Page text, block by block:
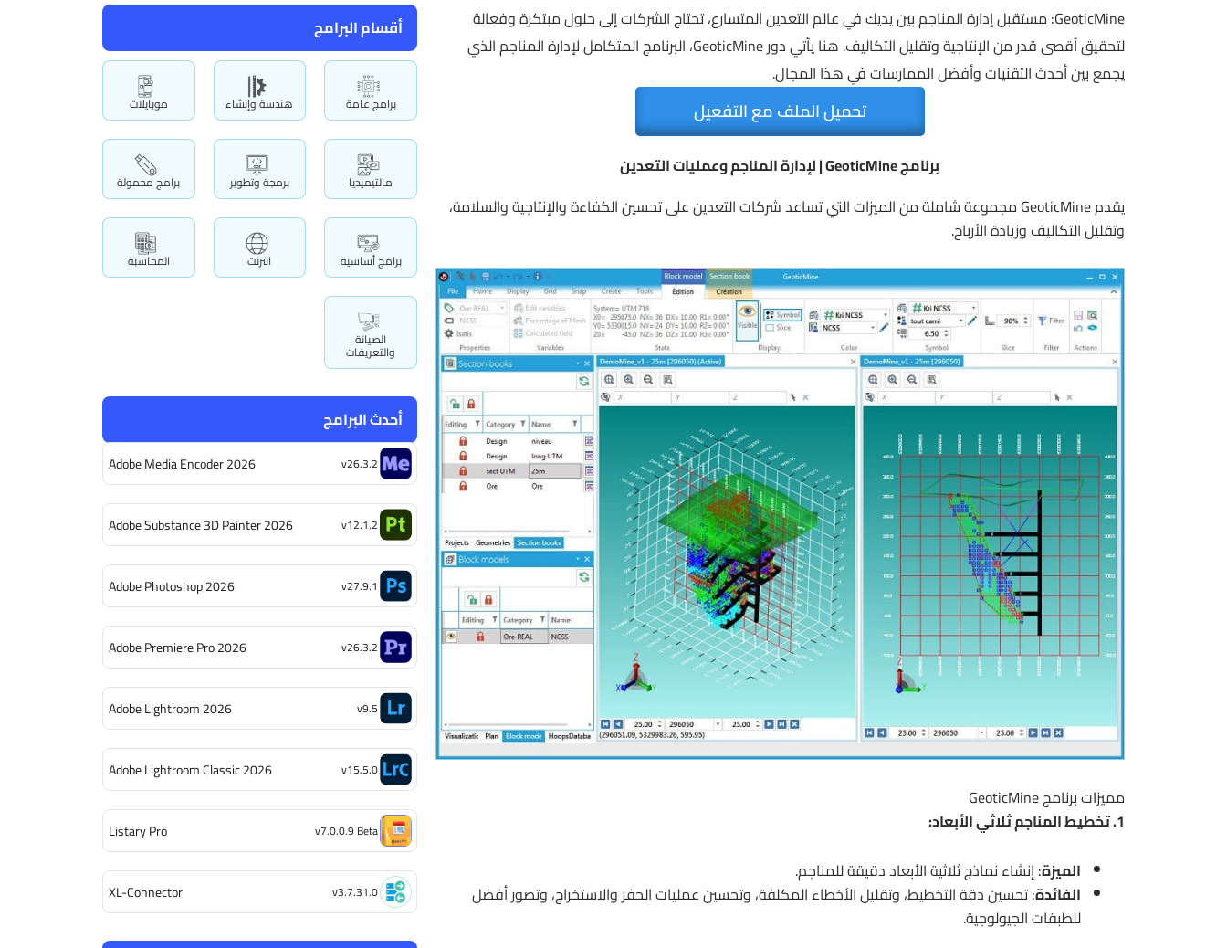
أقسام البرامج
برامج عامة هندسة وإنشاء موبايلات
مالتيميديا برمجة وتطوير برامج محمولة
برامج أساسية انترنت المحاسبة
الصيانة
والتعريفات
أحدث البرامج
Adobe Media Encoder 2026 v26.3.2
Adobe Substance 3D Painter 2026 v12.1.2
Adobe Photoshop 2026 v27.9.1
Adobe Premiere Pro 2026 v26.3.2
Adobe Lightroom 2026 v9.5
Adobe Lightroom Classic 2026 v15.5.0
Listary Pro v7.0.0.9 Beta
XL-Connector v3.7.31.0
GeoticMine: مستقبل إدارة المناجم بين يديك في عالم التعدين المتسارع، تحتاج الشركات إلى حلول مبتكرة وفعالة
لتحقيق أقصى قدر من الإنتاجية وتقليل التكاليف. هنا يأتي دور GeoticMine، البرنامج المتكامل لإدارة المناجم الذي
يجمع بين أحدث التقنيات وأفضل الممارسات في هذا المجال.
تحميل الملف مع التفعيل
برنامج GeoticMine | لإدارة المناجم وعمليات التعدين
يقدم GeoticMine مجموعة شاملة من الميزات التي تساعد شركات التعدين على تحسين الكفاءة والإنتاجية والسلامة،
وتقليل التكاليف وزيادة الأرباح.
مميزات برنامج GeoticMine
1. تخطيط المناجم ثلاثي الأبعاد:
الميزة: إنشاء نماذج ثلاثية الأبعاد دقيقة للمناجم.
الفائدة: تحسين دقة التخطيط، وتقليل الأخطاء المكلفة، وتحسين عمليات الحفر والاستخراج، وتصور أفضل
للطبقات الجيولوجية.